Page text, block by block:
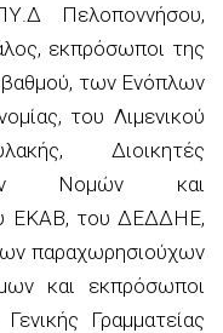
Πελοποννήσου,
εκπρόσωποι της
βαθμού, των Ενόπλων
του Λιμενικού
Διοικητές
Νομών και
ΕΚΑΒ, του ΔΕΔΔΗΕ,
παραχωρησιούχων
και εκπρόσωποι
Γραμματείας